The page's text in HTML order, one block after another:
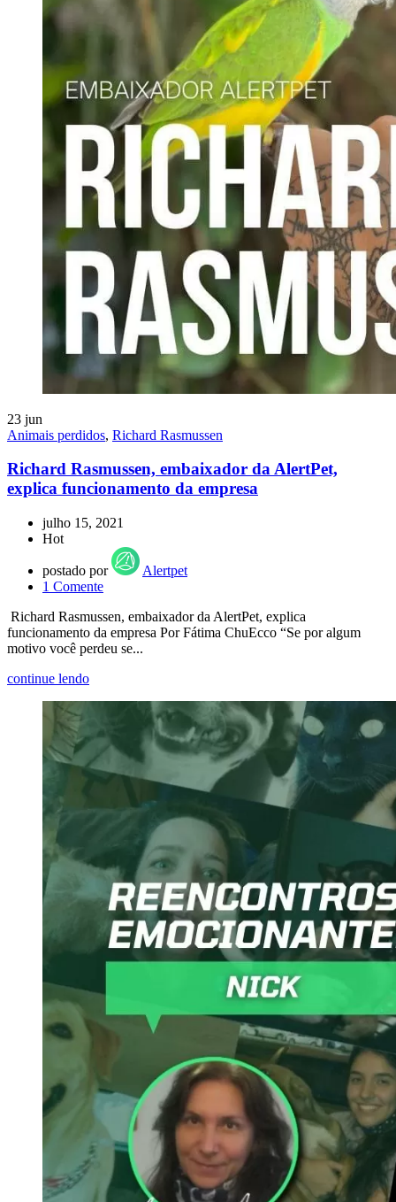
23 jun
Animais perdidos, Richard Rasmussen
Richard Rasmussen, embaixador da AlertPet,
explica funcionamento da empresa
julho 15, 2021
Hot
postado por
Alertpet
1 Comente
Richard Rasmussen, embaixador da AlertPet, explica
funcionamento da empresa Por Fátima ChuEcco “Se por algum
motivo você perdeu se...
continue lendo